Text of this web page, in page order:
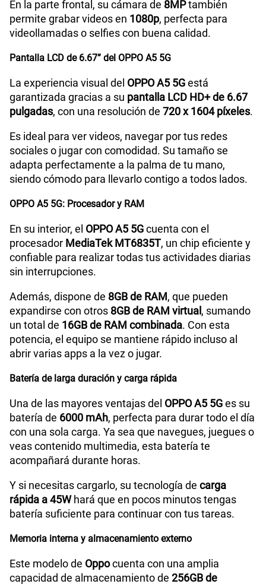
Dimensión 165.71*76.24*7.99mm
VoWiFi Si
5G
Compatibilidad con eSIM
En la parte frontal, su cámara de 8MPtambién
permite grabar videos en 1080p, perfecta para
videollamadas o selfies con buena calidad.
Pantalla LCD de 6.67” del OPPO A5 5G
La experiencia visual del OPPO A5 5Gestá
garantizada gracias a su pantalla LCD HD+ de 6.67
pulgadas, con una resolución de 720 x 1604 píxeles.
Es ideal para ver videos, navegar por tus redes
sociales o jugar con comodidad. Su tamaño se
adapta perfectamente a la palma de tu mano,
siendo cómodo para llevarlo contigo a todos lados.
OPPO A5 5G: Procesador y RAM
En su interior, el OPPO A5 5Gcuenta con el
procesador MediaTek MT6835T, un chip eficiente y
confiable para realizar todas tus actividades diarias
sin interrupciones.
Además, dispone de 8GB de RAM, que pueden
expandirse con otros 8GB de RAM virtual, sumando
un total de 16GB de RAM combinada. Con esta
potencia, el equipo se mantiene rápido incluso al
abrir varias apps a la vez o jugar.
Batería de larga duración y carga rápida
Una de las mayores ventajas del OPPO A5 5Ges su
batería de 6000 mAh, perfecta para durar todo el día
con una sola carga. Ya sea que navegues, juegues o
veas contenido multimedia, esta batería te
acompañará durante horas.
Y si necesitas cargarlo, su tecnología de carga
rápida a 45Whará que en pocos minutos tengas
batería suficiente para continuar con tus tareas.
Memoria interna y almacenamiento externo
Este modelo de Oppocuenta con una amplia
capacidad de almacenamiento de 256GB de